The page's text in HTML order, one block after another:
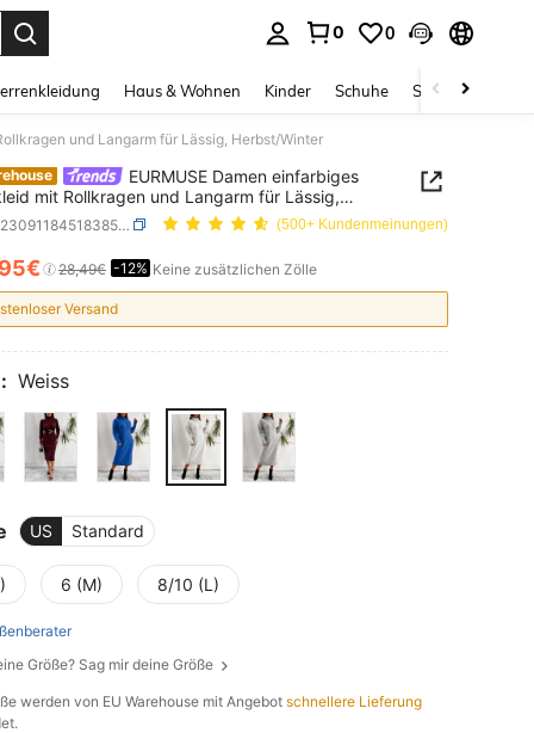
0 0
Haus & Wohnen Kinder Schuhe Schmuck &
und Langarm für Lässig, Herbst/Winter
EURMUSE Damen einfarbiges
mit Rollkragen und Langarm für Lässig,
Winter
SKU: sz2309118451838536 (500+ Kundenmeinungen)
AND AVAILABILITY
28,49€ -12% Keine zusätzlichen Zölle
Versand
Weiss
US Standard
6 (M) 8/10 (L)
Größe? Sag mir deine Größe
werden von EU Warehouse mit Angebotschnellere Lieferung